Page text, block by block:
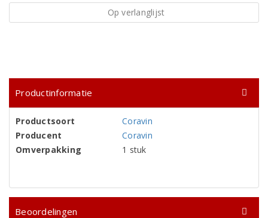
Op verlanglijst
Productinformatie
Productsoort
Coravin
Producent
Coravin
Omverpakking
1 stuk
Beoordelingen